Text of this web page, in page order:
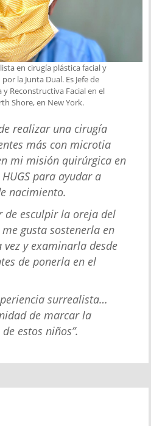
en cirugía plástica facial y
la Junta Dual. Es Jefe de
y Reconstructiva Facial en el
Shore, en New York.
realizar una cirugía
más con microtia
mi misión quirúrgica en
para ayudar a
nacimiento.
de esculpir la oreja del
gusta sostenerla en
y examinarla desde
de ponerla en el
surrealista…
de marcar la
estos niños”.